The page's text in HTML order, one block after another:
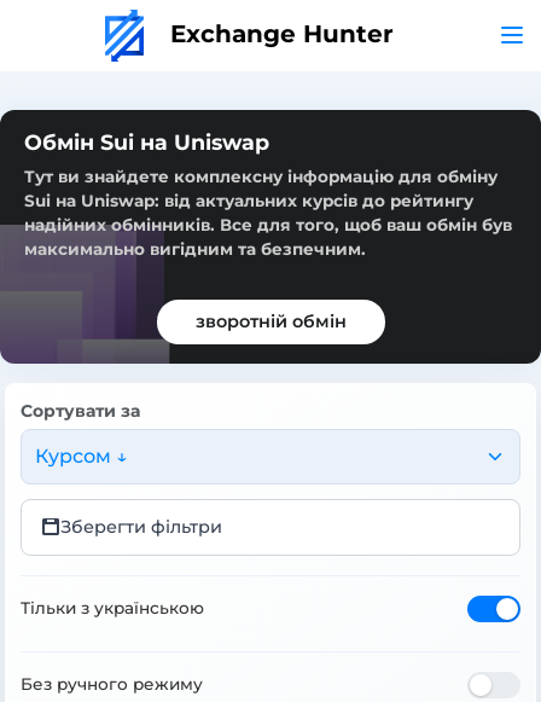
Exchange Hunter
Обмін Sui на Uniswap
Тут ви знайдете комплексну інформацію для обміну
Sui на Uniswap: від актуальних курсів до рейтингу
надійних обмінників. Все для того, щоб ваш обмін був
максимально вигідним та безпечним.
зворотній обмін
Сортувати за
Курсом ↓
Зберегти фільтри
Тільки з українською
Без ручного режиму